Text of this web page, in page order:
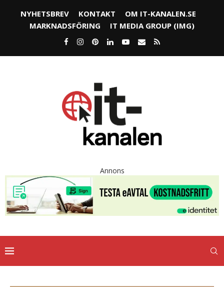
NYHETSBREV KONTAKT
OM IT-KANALEN.SE
MARKNADSFÖRING
IT MEDIA GROUP (IMG)
Annons